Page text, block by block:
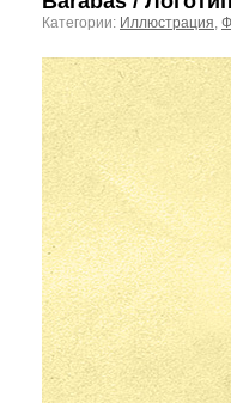
Категории: Иллюстрация,